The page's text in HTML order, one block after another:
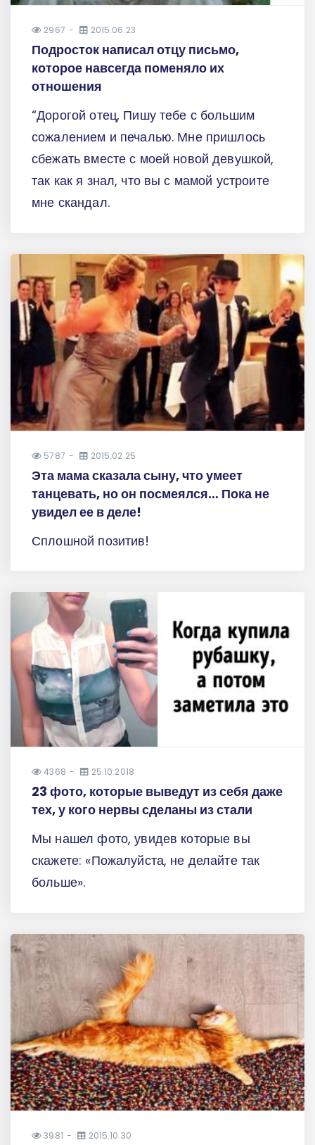
2967 2015.06.23
Подросток написал отцу письмо,
которое навсегда поменяло их
отношения
“Дорогой отец, Пишу тебе с большим
сожалением и печалью. Мне пришлось
сбежать вместе с моей новой девушкой,
так как я знал, что вы с мамой устроите
мне скандал.
5787 2015.02.25
Эта мама сказала сыну, что умеет
танцевать, но он посмеялся… Пока не
увидел ее в деле!
Сплошной позитив!
4368 25.10.2018
23 фото, которые выведут из себя даже
тех, у кого нервы сделаны из стали
Мы нашел фото, увидев которые вы
скажете: «Пожалуйста, не делайте так
больше».
3981 2015.10.30